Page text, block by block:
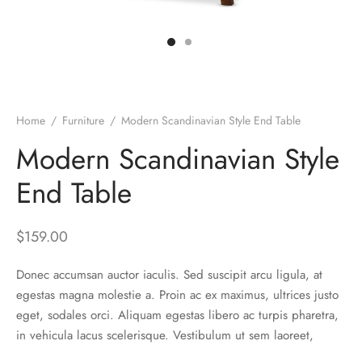
Home / Furniture / Modern Scandinavian Style End Table
Modern Scandinavian Style
End Table
$159.00
Donec accumsan auctor iaculis. Sed suscipit arcu ligula, at
egestas magna molestie a. Proin ac ex maximus, ultrices justo
eget, sodales orci. Aliquam egestas libero ac turpis pharetra,
in vehicula lacus scelerisque. Vestibulum ut sem laoreet,